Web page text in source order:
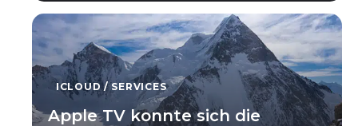
ICLOUD / SERVICES
Apple TV konnte sich die